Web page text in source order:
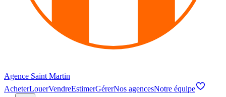
Agence Saint Martin
AcheterLouerVendreEstimerGérerNos agencesNotre équipe